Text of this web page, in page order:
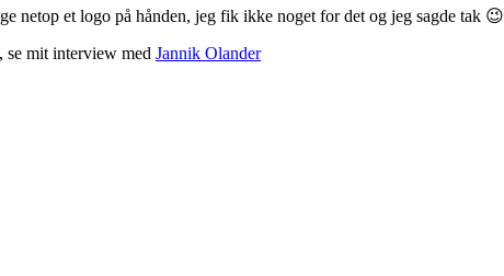
netop et logo på hånden, jeg fik ikke noget for det og jeg sagde tak 😉
se mit interview med Jannik Olander